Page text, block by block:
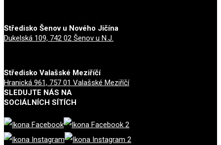
Středisko Šenov u Nového Jičína
Dukelská 109, 742 02 Šenov u N.J.
Středisko Valašské Meziříčí
Hranická 961, 757 01 Valašské Meziříčí
SLEDUJTE NÁS NA
SOCIÁLNÍCH SÍTÍCH